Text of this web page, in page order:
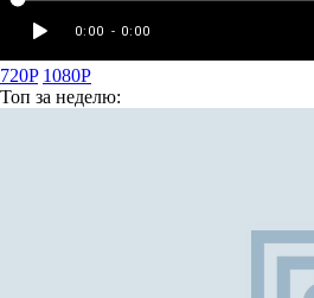
720P 1080P
Топ за неделю: